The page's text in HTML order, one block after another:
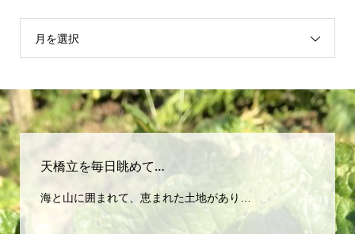
月を選択
天橋立を毎日眺めて…
海と山に囲まれて、恵まれた土地があり…